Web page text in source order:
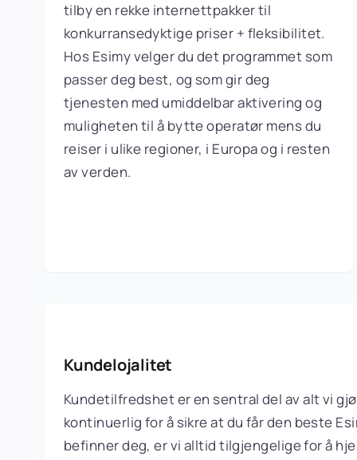
tilby en rekke internettpakker til
konkurransedyktige priser + fleksibilitet.
Hos Esimy velger du det programmet som
passer deg best, og som gir deg
tjenesten med umiddelbar aktivering og
muligheten til å bytte operatør mens du
reiser i ulike regioner, i Europa og i resten
av verden.
Kundelojalitet
Kundetilfredshet er en sentral del av alt vi
kontinuerlig for å sikre at du får den beste
befinner deg, er vi alltid tilgjengelige for å